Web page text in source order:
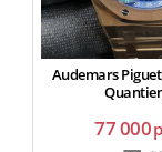
Audemars
77 000